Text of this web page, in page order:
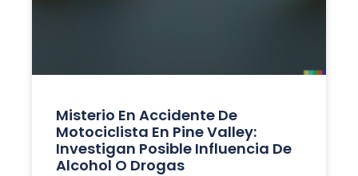
Misterio En Accidente De
Motociclista En Pine Valley:
Investigan Posible Influencia De
Alcohol O Drogas